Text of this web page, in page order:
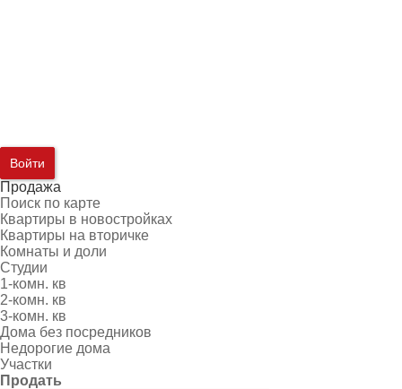
Войти
Продажа
Поиск по карте
Квартиры в новостройках
Квартиры на вторичке
Комнаты и доли
Студии
1-комн. кв
2-комн. кв
3-комн. кв
Дома без посредников
Недорогие дома
Участки
Продать